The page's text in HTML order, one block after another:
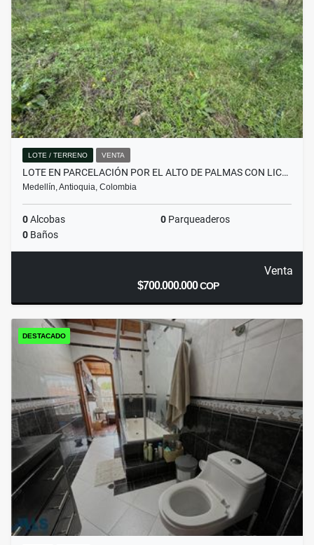
LOTE / TERRENO VENTA
LOTE EN PARCELACIÓN POR EL ALTO DE PALMAS CON LIC…
Medellín, Antioquia, Colombia
0Alcobas 0 Parqueaderos
0 Baños
Venta
$700.000.000COP
DESTACADO